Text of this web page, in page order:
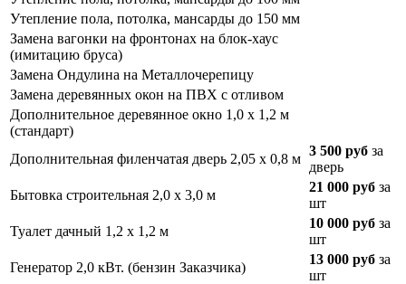
Утепление пола, потолка, мансарды до 150 мм
Замена вагонки на фронтонах на блок-хаус
(имитацию бруса)
Замена Ондулина на Металлочерепицу
Замена деревянных окон на ПВХ с отливом
Дополнительное деревянное окно 1,0 х 1,2 м
(стандарт)
Дополнительная филенчатая дверь 2,05 х 0,8 м
3 500 руб за
дверь
Бытовка строительная 2,0 х 3,0 м
21 000 руб за
шт
Туалет дачный 1,2 х 1,2 м
10 000 руб за
шт
Генератор 2,0 кВт. (бензин Заказчика)
13 000 руб за
шт